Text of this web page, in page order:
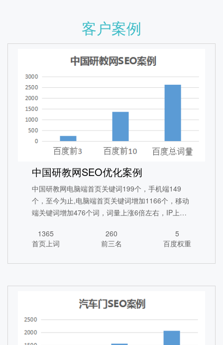
客户案例
中国研教网SEO优化案例
中国研教网电脑端首页关键词199个，手机端149
个，至今为止,电脑端首页关键词增加1166个，移动
端关键词增加476个词，词量上涨6倍左右，IP上涨5
1365
首页上词
260
前三名
5
百度权重